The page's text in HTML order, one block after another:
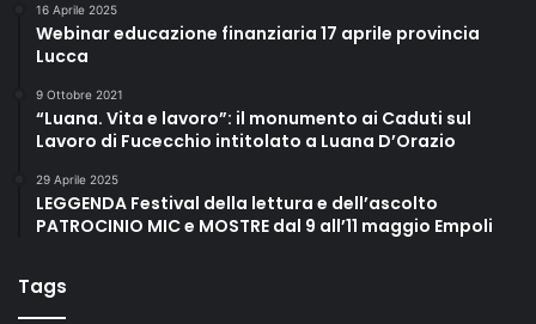
16 Aprile 2025
Webinar educazione finanziaria 17 aprile provincia
Lucca
9 Ottobre 2021
“Luana. Vita e lavoro”: il monumento ai Caduti sul
Lavoro di Fucecchio intitolato a Luana D’Orazio
29 Aprile 2025
LEGGENDA Festival della lettura e dell’ascolto
PATROCINIO MIC e MOSTRE dal 9 all’11 maggio Empoli
Tags